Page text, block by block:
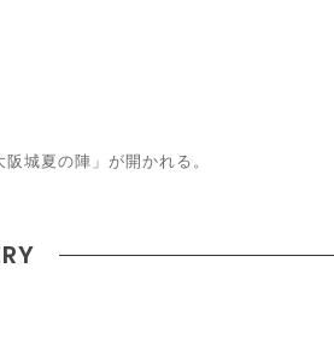
城夏の陣」が開かれる。